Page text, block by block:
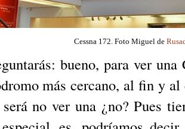
Cessna 172. Foto Miguel de
bueno, para ver una
más cercano, al fin y al
no ver una ¿no? Pues